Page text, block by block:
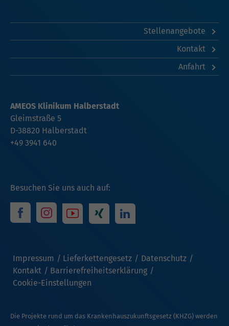
Stellenangebote
Kontakt
Anfahrt
Besuchen Sie uns auch auf:
Impressum Lieferkettengesetz
Datenschutz
Kontakt
Barrierefreiheitserklärung
Cookie-Einstellungen
AMEOS Klinikum Halberstadt
Gleimstraße 5
D-38820 Halberstadt
+49 3941 640
Die Projekte rund um das Krankenhauszukunftsgesetz (KHZG) werden